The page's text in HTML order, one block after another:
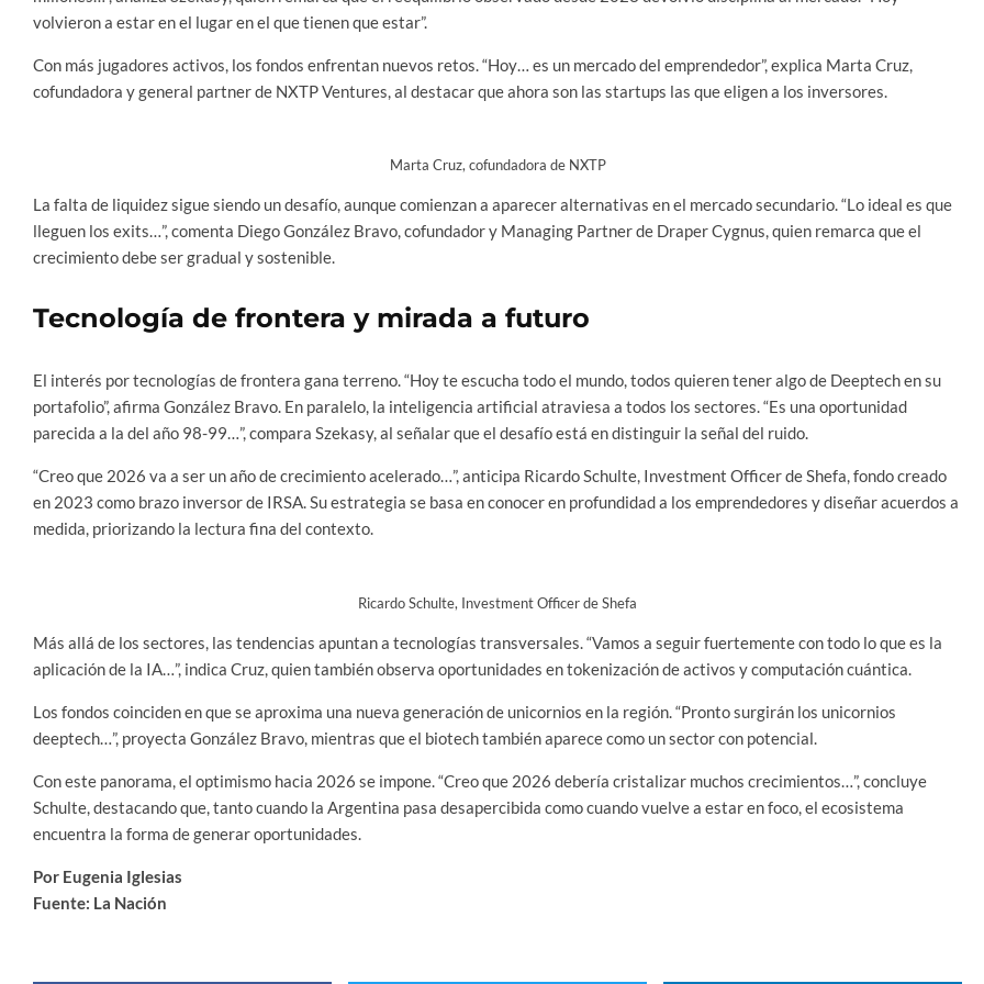
volvieron a estar en el lugar en el que tienen que estar”.
Con más jugadores activos, los fondos enfrentan nuevos retos. “Hoy… es un mercado del emprendedor”, explica Marta Cruz,
cofundadora y general partner de NXTP Ventures, al destacar que ahora son las startups las que eligen a los inversores.
Marta Cruz, cofundadora de NXTP
La falta de liquidez sigue siendo un desafío, aunque comienzan a aparecer alternativas en el mercado secundario. “Lo ideal es que
lleguen los exits…”, comenta Diego González Bravo, cofundador y Managing Partner de Draper Cygnus, quien remarca que el
crecimiento debe ser gradual y sostenible.
Tecnología de frontera y mirada a futuro
El interés por tecnologías de frontera gana terreno. “Hoy te escucha todo el mundo, todos quieren tener algo de Deeptech en su
portafolio”, afirma González Bravo. En paralelo, la inteligencia artificial atraviesa a todos los sectores. “Es una oportunidad
parecida a la del año 98-99…”, compara Szekasy, al señalar que el desafío está en distinguir la señal del ruido.
“Creo que 2026 va a ser un año de crecimiento acelerado…”, anticipa Ricardo Schulte, Investment Officer de Shefa, fondo creado
en 2023 como brazo inversor de IRSA. Su estrategia se basa en conocer en profundidad a los emprendedores y diseñar acuerdos a
medida, priorizando la lectura fina del contexto.
Ricardo Schulte, Investment Officer de Shefa
Más allá de los sectores, las tendencias apuntan a tecnologías transversales. “Vamos a seguir fuertemente con todo lo que es la
aplicación de la IA…”, indica Cruz, quien también observa oportunidades en tokenización de activos y computación cuántica.
Los fondos coinciden en que se aproxima una nueva generación de unicornios en la región. “Pronto surgirán los unicornios
deeptech…”, proyecta González Bravo, mientras que el biotech también aparece como un sector con potencial.
Con este panorama, el optimismo hacia 2026 se impone. “Creo que 2026 debería cristalizar muchos crecimientos…”, concluye
Schulte, destacando que, tanto cuando la Argentina pasa desapercibida como cuando vuelve a estar en foco, el ecosistema
encuentra la forma de generar oportunidades.
Por Eugenia Iglesias
Fuente: La Nación